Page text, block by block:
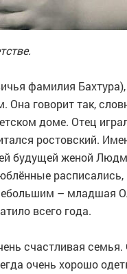
фамилия
Она говорит так,
доме. Отец
ростовский.
будущей женой
– младшая
всего года.
счастливая
очень хорошо